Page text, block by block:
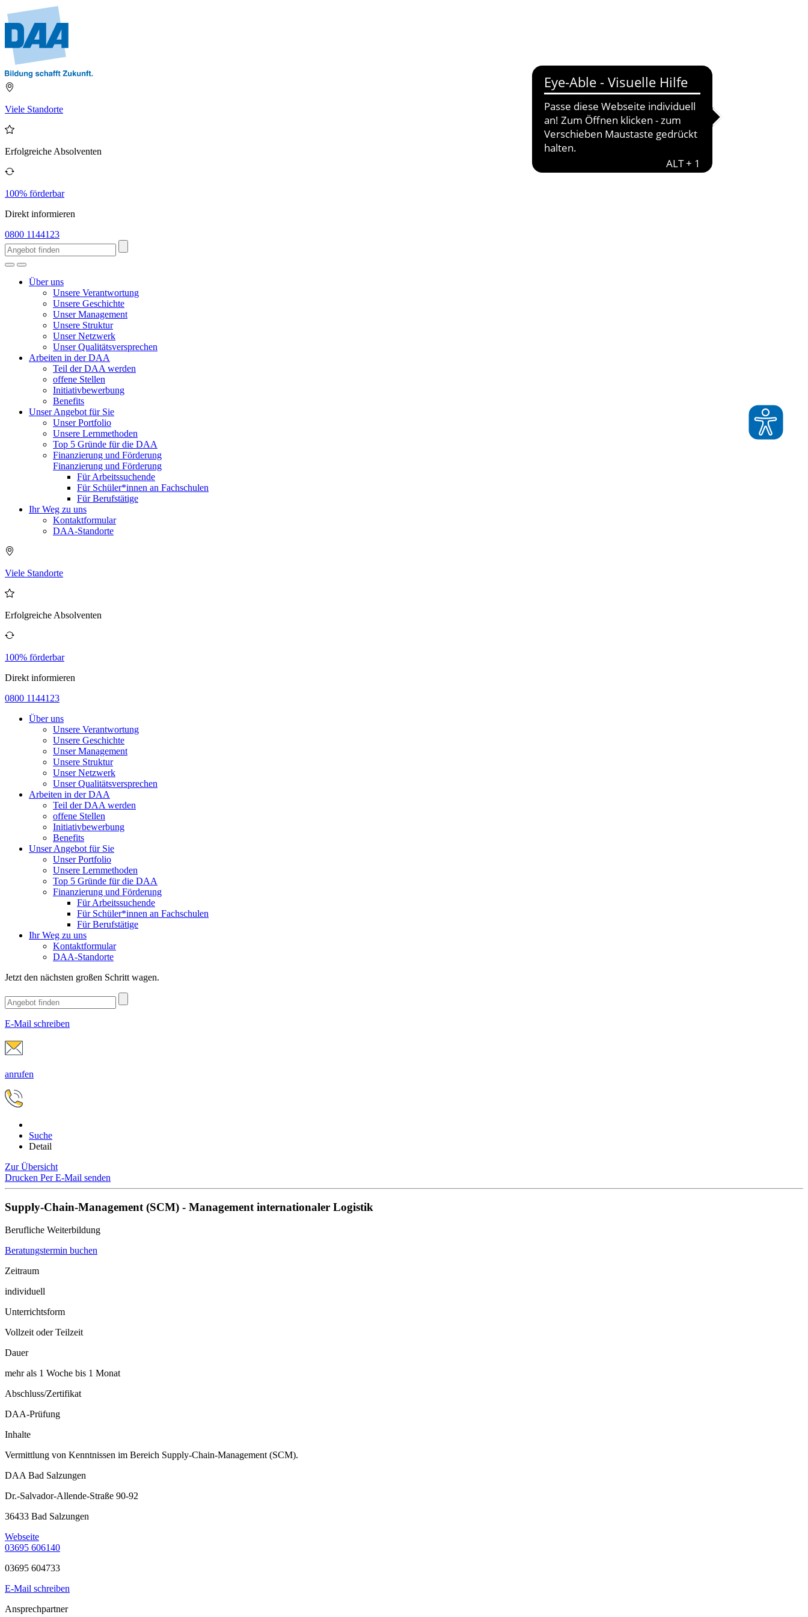
Viele Standorte
Erfolgreiche Absolventen
100% förderbar
Direkt informieren
0800 1144123
Über uns
Unsere Verantwortung
Unsere Geschichte
Unser Management
Unsere Struktur
Unser Netzwerk
Unser Qualitätsversprechen
Arbeiten in der DAA
Teil der DAA werden
offene Stellen
Initiativbewerbung
Benefits
Unser Angebot für Sie
Unser Portfolio
Unsere Lernmethoden
Top 5 Gründe für die DAA
Finanzierung und Förderung
Finanzierung und Förderung
Für Arbeitssuchende
Für Schüler*innen an Fachschulen
Für Berufstätige
Ihr Weg zu uns
Kontaktformular
DAA-Standorte
Viele Standorte
Erfolgreiche Absolventen
100% förderbar
Direkt informieren
0800 1144123
Über uns
Unsere Verantwortung
Unsere Geschichte
Unser Management
Unsere Struktur
Unser Netzwerk
Unser Qualitätsversprechen
Arbeiten in der DAA
Teil der DAA werden
offene Stellen
Initiativbewerbung
Benefits
Unser Angebot für Sie
Unser Portfolio
Unsere Lernmethoden
Top 5 Gründe für die DAA
Finanzierung und Förderung
Für Arbeitssuchende
Für Schüler*innen an Fachschulen
Für Berufstätige
Ihr Weg zu uns
Kontaktformular
DAA-Standorte
Jetzt den nächsten großen Schritt wagen.
E-Mail schreiben
anrufen
Suche
Detail
Zur Übersicht
Drucken Per E-Mail senden
Supply-Chain-Management (SCM) - Management internationaler Logistik
Berufliche Weiterbildung
Beratungstermin buchen
Zeitraum
individuell
Unterrichtsform
Vollzeit oder Teilzeit
Dauer
mehr als 1 Woche bis 1 Monat
Abschluss/Zertifikat
DAA-Prüfung
Inhalte
Vermittlung von Kenntnissen im Bereich Supply-Chain-Management (SCM).
DAA Bad Salzungen
Dr.-Salvador-Allende-Straße 90-92
36433 Bad Salzungen
Webseite
03695 606140
03695 604733
E-Mail schreiben
Ansprechpartner